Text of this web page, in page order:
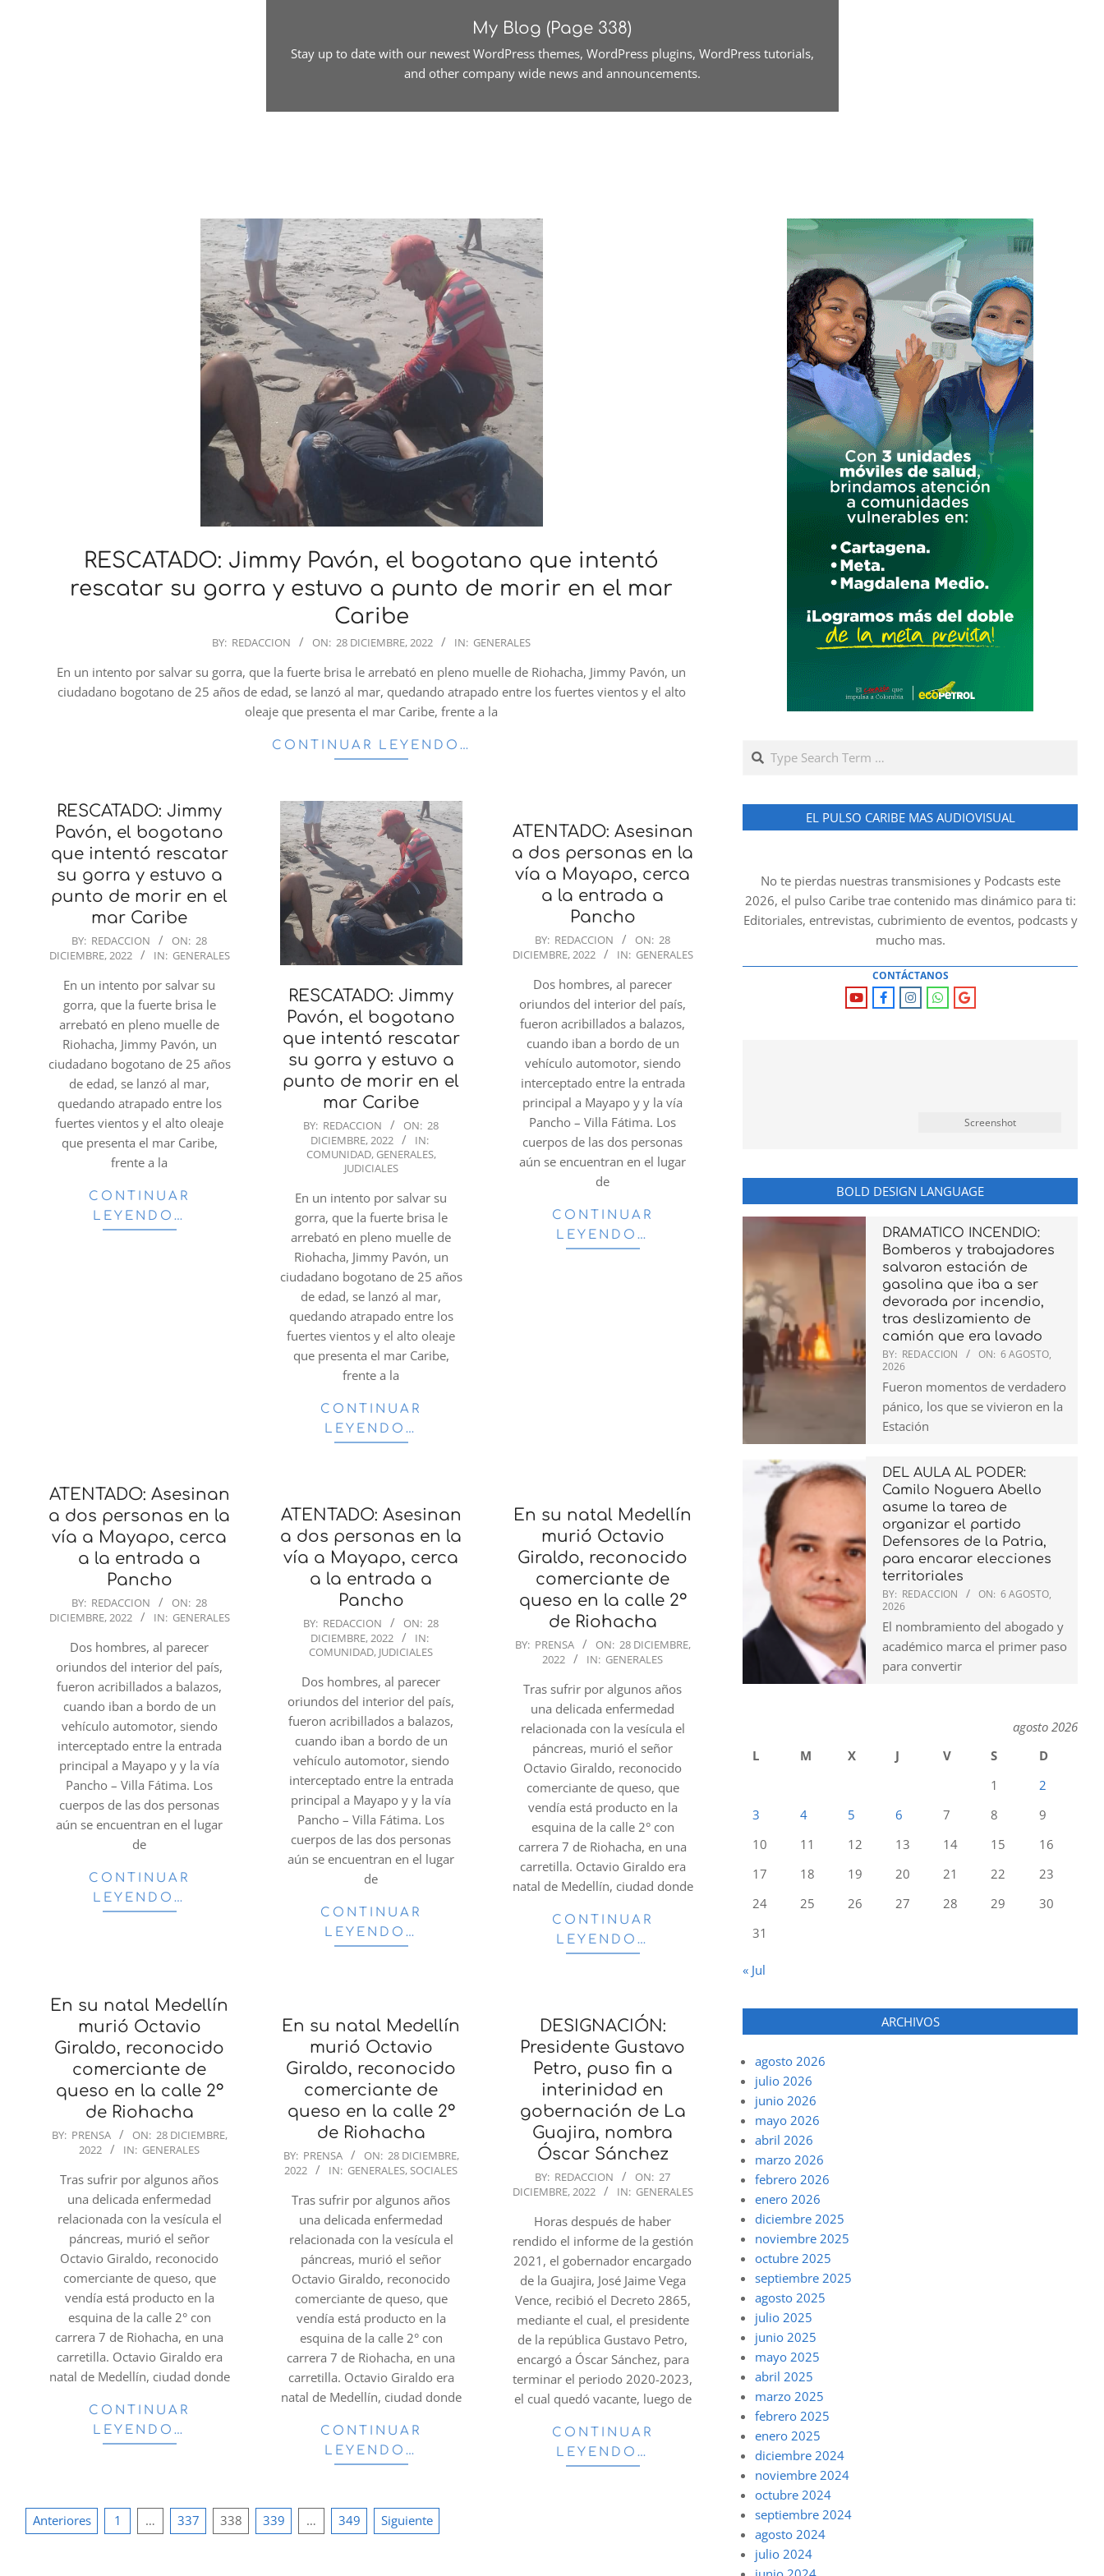
My Blog (Page 338)
Stay up to date with our newest WordPress themes, WordPress plugins, WordPress tutorials,
and other company wide news and announcements.
RESCATADO: Jimmy Pavón, el bogotano que intentó
rescatar su gorra y estuvo a punto de morir en el mar
Caribe
28
BY: REDACCION ON: 28 DICIEMBRE, 2022 IN: GENERALES
En un intento por salvar su gorra, que la fuerte brisa le arrebató en pleno muelle de Riohacha, Jimmy Pavón, un
ciudadano bogotano de 25 años de edad, se lanzó al mar, quedando atrapado entre los fuertes vientos y el alto
oleaje que presenta el mar Caribe, frente a la
CONTINUAR LEYENDO…
RESCATADO: Jimmy
Pavón, el bogotano
que intentó rescatar
su gorra y estuvo a
punto de morir en el
mar Caribe
2022-
12-
BY: REDACCION ON: 28
DICIEMBRE, 2022
IN: GENERALES
En un intento por salvar su
gorra, que la fuerte brisa le
arrebató en pleno muelle de
Riohacha, Jimmy Pavón, un
ciudadano bogotano de 25 años
de edad, se lanzó al mar,
quedando atrapado entre los
fuertes vientos y el alto oleaje
que presenta el mar Caribe,
frente a la
CONTINUAR
LEYENDO…
RESCATADO: Jimmy
Pavón, el bogotano
que intentó rescatar
su gorra y estuvo a
punto de morir en el
mar Caribe
2022-
BY: REDACCION ON: 28
DICIEMBRE, 2022
IN:
COMUNIDAD, GENERALES,
JUDICIALES
En un intento por salvar su
gorra, que la fuerte brisa le
arrebató en pleno muelle de
Riohacha, Jimmy Pavón, un
ciudadano bogotano de 25 años
de edad, se lanzó al mar,
quedando atrapado entre los
fuertes vientos y el alto oleaje
que presenta el mar Caribe,
frente a la
CONTINUAR
LEYENDO…
ATENTADO: Asesinan
a dos personas en la
vía a Mayapo, cerca
a la entrada a
Pancho
2022-
12-
BY: REDACCION ON: 28
DICIEMBRE, 2022
IN: GENERALES
Dos hombres, al parecer
oriundos del interior del país,
fueron acribillados a balazos,
cuando iban a bordo de un
vehículo automotor, siendo
interceptado entre la entrada
principal a Mayapo y y la vía
Pancho – Villa Fátima. Los
cuerpos de las dos personas
aún se encuentran en el lugar
de
CONTINUAR
LEYENDO…
ATENTADO: Asesinan
a dos personas en la
vía a Mayapo, cerca
a la entrada a
Pancho
2022-
12-
BY: REDACCION ON: 28
DICIEMBRE, 2022
IN: GENERALES
Dos hombres, al parecer
oriundos del interior del país,
fueron acribillados a balazos,
cuando iban a bordo de un
vehículo automotor, siendo
interceptado entre la entrada
principal a Mayapo y y la vía
Pancho – Villa Fátima. Los
cuerpos de las dos personas
aún se encuentran en el lugar
de
CONTINUAR
LEYENDO…
ATENTADO: Asesinan
a dos personas en la
vía a Mayapo, cerca
a la entrada a
Pancho
2022-
BY: REDACCION ON: 28
DICIEMBRE, 2022
IN:
COMUNIDAD, JUDICIALES
Dos hombres, al parecer
oriundos del interior del país,
fueron acribillados a balazos,
cuando iban a bordo de un
vehículo automotor, siendo
interceptado entre la entrada
principal a Mayapo y y la vía
Pancho – Villa Fátima. Los
cuerpos de las dos personas
aún se encuentran en el lugar
de
CONTINUAR
LEYENDO…
En su natal Medellín
murió Octavio
Giraldo, reconocido
comerciante de
queso en la calle 2°
de Riohacha
2022-
28
BY: PRENSA ON: 28 DICIEMBRE,
2022
IN: GENERALES
Tras sufrir por algunos años
una delicada enfermedad
relacionada con la vesícula el
páncreas, murió el señor
Octavio Giraldo, reconocido
comerciante de queso, que
vendía está producto en la
esquina de la calle 2° con
carrera 7 de Riohacha, en una
carretilla. Octavio Giraldo era
natal de Medellín, ciudad donde
CONTINUAR
LEYENDO…
En su natal Medellín
murió Octavio
Giraldo, reconocido
comerciante de
queso en la calle 2°
de Riohacha
2022-
28
BY: PRENSA ON: 28 DICIEMBRE,
2022
IN: GENERALES
Tras sufrir por algunos años
una delicada enfermedad
relacionada con la vesícula el
páncreas, murió el señor
Octavio Giraldo, reconocido
comerciante de queso, que
vendía está producto en la
esquina de la calle 2° con
carrera 7 de Riohacha, en una
carretilla. Octavio Giraldo era
natal de Medellín, ciudad donde
CONTINUAR
LEYENDO…
En su natal Medellín
murió Octavio
Giraldo, reconocido
comerciante de
queso en la calle 2°
de Riohacha
2022-
12-
28
BY: PRENSA ON: 28 DICIEMBRE,
2022
IN: GENERALES,SOCIALES
Tras sufrir por algunos años
una delicada enfermedad
relacionada con la vesícula el
páncreas, murió el señor
Octavio Giraldo, reconocido
comerciante de queso, que
vendía está producto en la
esquina de la calle 2° con
carrera 7 de Riohacha, en una
carretilla. Octavio Giraldo era
natal de Medellín, ciudad donde
CONTINUAR
LEYENDO…
DESIGNACIÓN:
Presidente Gustavo
Petro, puso fin a
interinidad en
gobernación de La
Guajira, nombra
Óscar Sánchez
2022-
12-
BY: REDACCION ON: 27
DICIEMBRE, 2022
IN: GENERALES
Horas después de haber
rendido el informe de la gestión
2021, el gobernador encargado
de la Guajira, José Jaime Vega
Vence, recibió el Decreto 2865,
mediante el cual, el presidente
de la república Gustavo Petro,
encargó a Óscar Sánchez, para
terminar el periodo 2020-2023,
el cual quedó vacante, luego de
CONTINUAR
LEYENDO…
Paginación
Anteriores 1 … 337 338 339 … 349 Siguiente
Search
EL PULSO CARIBE MAS AUDIOVISUAL
No te pierdas nuestras transmisiones y Podcasts este
2026, el pulso Caribe trae contenido mas dinámico para ti:
Editoriales, entrevistas, cubrimiento de eventos, podcasts y
mucho mas.
CONTÁCTANOS
Screenshot
BOLD DESIGN LANGUAGE
DRAMATICO INCENDIO:
Bomberos y trabajadores
salvaron estación de
gasolina que iba a ser
devorada por incendio,
tras deslizamiento de
camión que era lavado
BY: REDACCION ON: 6 AGOSTO,
2026
Fueron momentos de verdadero
pánico, los que se vivieron en la
Estación
DEL AULA AL PODER:
Camilo Noguera Abello
asume la tarea de
organizar el partido
Defensores de la Patria,
para encarar elecciones
territoriales
BY: REDACCION ON: 6 AGOSTO,
2026
El nombramiento del abogado y
académico marca el primer paso
para convertir
agosto 2026
L
M X J V S
D
1
2
3
4 5 6 7 8
9
10
11 12 13 14 15
16
17
18 19 20 21 22
23
24
25 26 27 28 29
30
31
« Jul
ARCHIVOS
agosto 2026
julio 2026
junio 2026
mayo 2026
abril 2026
marzo 2026
febrero 2026
enero 2026
diciembre 2025
noviembre 2025
octubre 2025
septiembre 2025
agosto 2025
julio 2025
junio 2025
mayo 2025
abril 2025
marzo 2025
febrero 2025
enero 2025
diciembre 2024
noviembre 2024
octubre 2024
septiembre 2024
agosto 2024
julio 2024